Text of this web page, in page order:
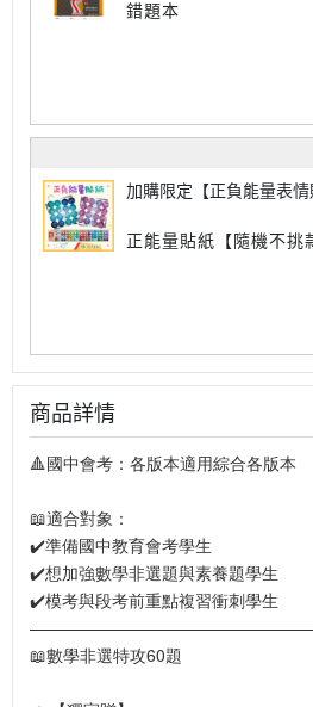
錯題本
加購限定【正負能量表情
正能量貼紙【隨機不挑
商品詳情
🔺國中會考：各版本適用綜合各版本
📖適合對象：
✔️準備國中教育會考學生
✔️想加強數學非選題與素養題學生
✔️模考與段考前重點複習衝刺學生
📖數學非選特攻60題